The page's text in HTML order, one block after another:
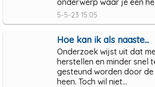
5-5-23 15:05
Hoe kan ik als naaste...
Onderzoek wijst uit dat
herstellen en minder snel
gesteund worden door de
heen. Toch wil niet...